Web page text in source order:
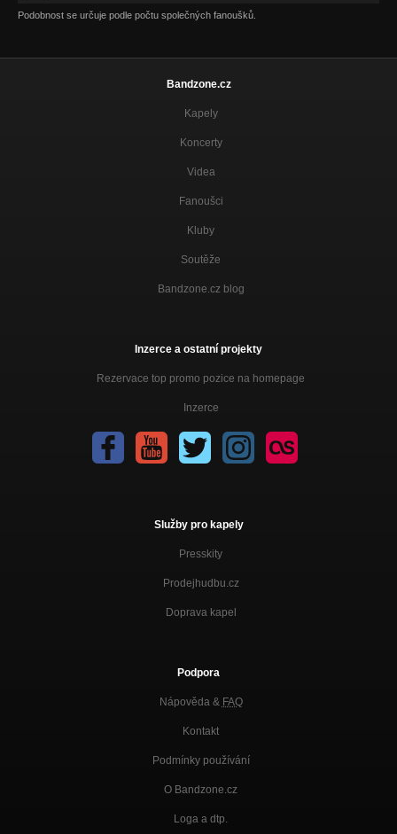
Podobnost se určuje podle počtu společných fanoušků.
Bandzone.cz
Kapely
Koncerty
Videa
Fanoušci
Kluby
Soutěže
Bandzone.cz blog
Inzerce a ostatní projekty
Rezervace top promo pozice na homepage
Inzerce
Služby pro kapely
Presskity
Prodejhudbu.cz
Doprava kapel
Podpora
Nápověda & FAQ
Kontakt
Podmínky používání
O Bandzone.cz
Loga a dtp.